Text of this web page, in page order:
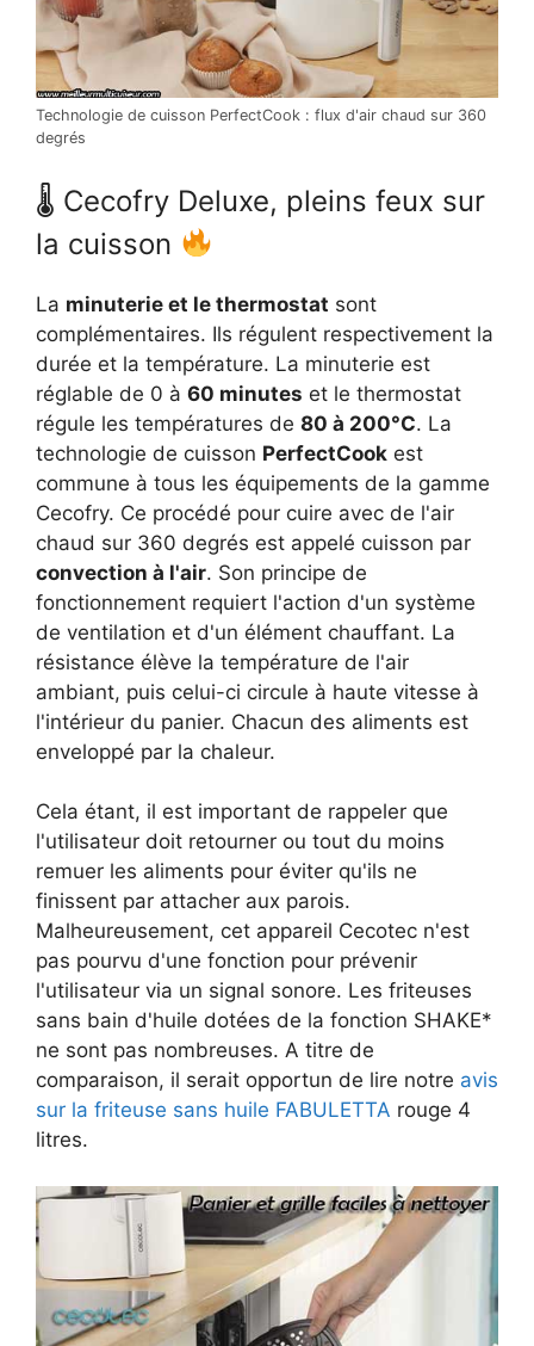
Technologie de cuisson PerfectCook : flux d'air chaud sur 360
degrés
🌡 Cecofry Deluxe, pleins feux sur
la cuisson
La minuterie et le thermostat sont
complémentaires. Ils régulent respectivement la
durée et la température. La minuterie est
réglable de 0 à 60 minutes et le thermostat
régule les températures de 80 à 200°C. La
technologie de cuisson PerfectCook est
commune à tous les équipements de la gamme
Cecofry. Ce procédé pour cuire avec de l'air
chaud sur 360 degrés est appelé cuisson par
convection à l'air. Son principe de
fonctionnement requiert l'action d'un système
de ventilation et d'un élément chauffant. La
résistance élève la température de l'air
ambiant, puis celui-ci circule à haute vitesse à
l'intérieur du panier. Chacun des aliments est
enveloppé par la chaleur.
Cela étant, il est important de rappeler que
l'utilisateur doit retourner ou tout du moins
remuer les aliments pour éviter qu'ils ne
finissent par attacher aux parois.
Malheureusement, cet appareil Cecotec n'est
pas pourvu d'une fonction pour prévenir
l'utilisateur via un signal sonore. Les friteuses
sans bain d'huile dotées de la fonction SHAKE*
ne sont pas nombreuses. A titre de
comparaison, il serait opportun de lire notre avis
sur la friteuse sans huile FABULETTA rouge 4
litres.